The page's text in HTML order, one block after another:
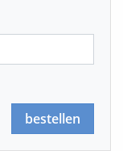
bestellen